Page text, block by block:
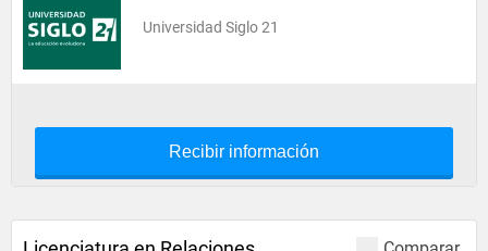
Universidad Siglo 21
Recibir información